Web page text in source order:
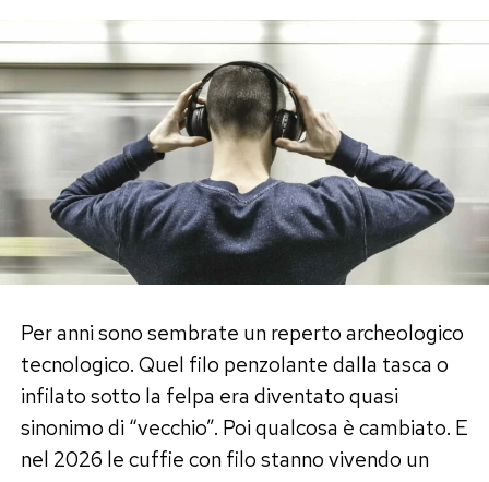
Per anni sono sembrate un reperto archeologico
tecnologico. Quel filo penzolante dalla tasca o
infilato sotto la felpa era diventato quasi
sinonimo di “vecchio”. Poi qualcosa è cambiato. E
nel 2026 le cuffie con filo stanno vivendo un